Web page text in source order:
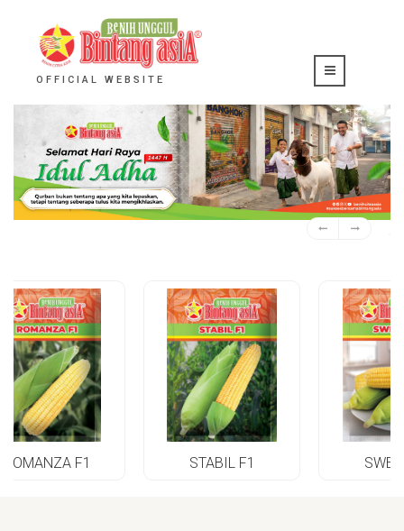
OFFICIAL WEBSITE
ROMANZA F1 STABIL F1